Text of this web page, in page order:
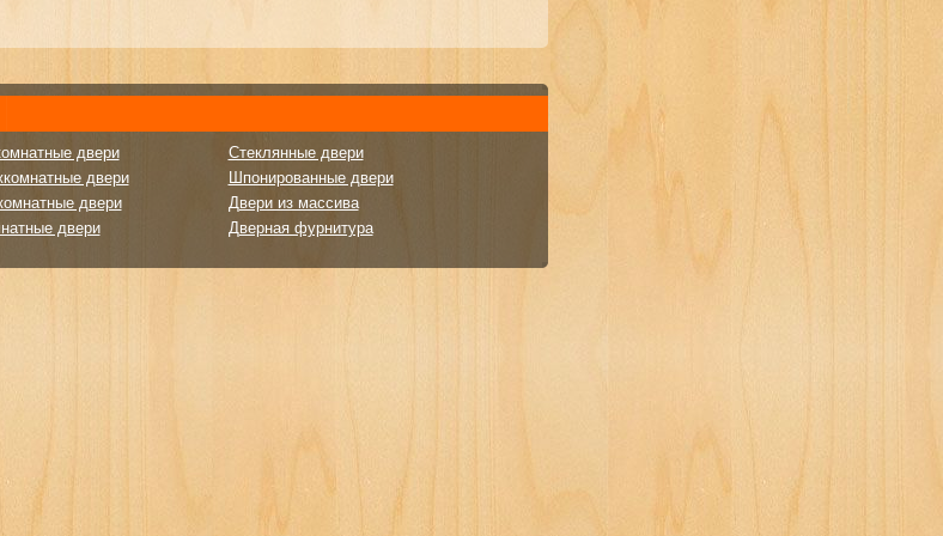
двери
двери
двери
двери
Стеклянные двери
Шпонированные двери
Двери из массива
Дверная фурнитура